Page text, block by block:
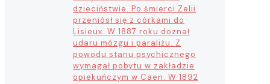
dzieciństwie. Po śmierci Zelii
przeniósł się z córkami do
Lisieux. W 1887 roku doznał
udaru mózgu i paraliżu. Z
powodu stanu psychicznego
wymagał pobytu w zakładzie
opiekuńczym w Caen. W 1892